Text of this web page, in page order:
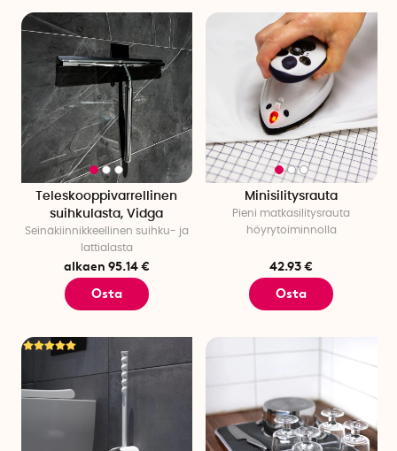
Teleskooppivarrellinen
suihkulasta, Vidga
Seinäkiinnikkeellinen suihku- ja
lattialasta
alkaen 95.14 €
Osta
Minisilitysrauta
Pieni matkasilitysrauta
höyrytoiminnolla
42.93 €
Osta